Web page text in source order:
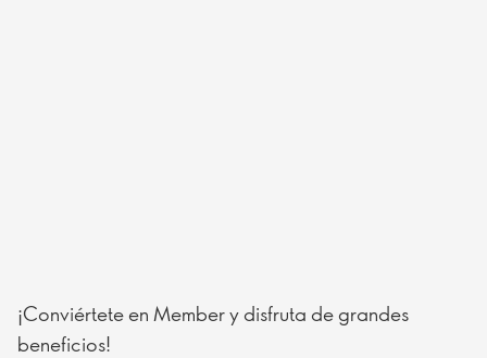
¡Conviértete en Member y disfruta de grandes
beneficios!